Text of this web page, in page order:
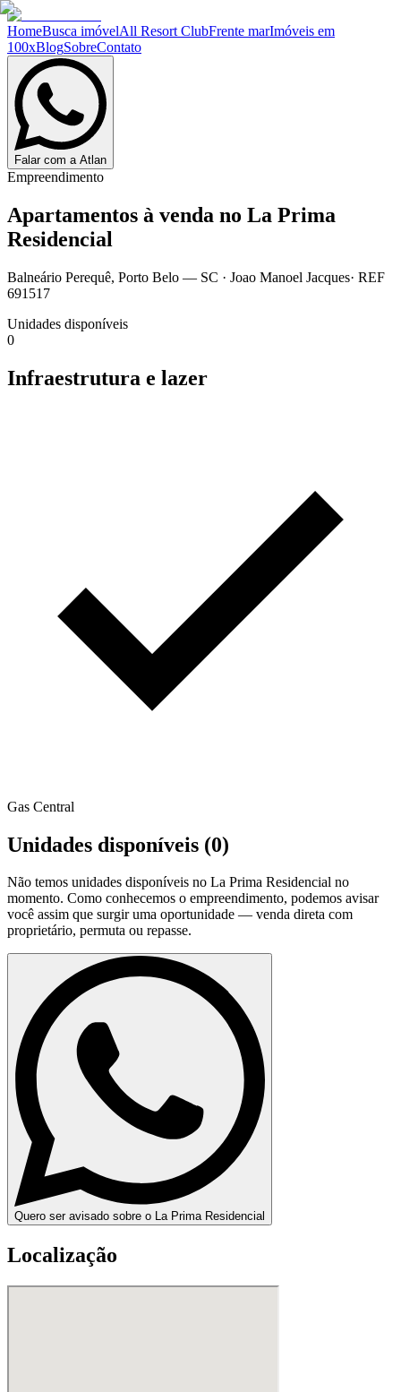
HomeBusca imóvelAll Resort ClubFrente marImóveis em
100xBlogSobreContato
Falar com a Atlan
Empreendimento
Apartamentos à venda no La Prima
Residencial
Balneário Perequê, Porto Belo — SC · Joao Manoel Jacques· REF
691517
Unidades disponíveis
0
Infraestrutura e lazer
Gas Central
Unidades disponíveis (0)
Não temos unidades disponíveis no La Prima Residencial no
momento. Como conhecemos o empreendimento, podemos avisar
você assim que surgir uma oportunidade — venda direta com
proprietário, permuta ou repasse.
Quero ser avisado sobre o La Prima Residencial
Localização